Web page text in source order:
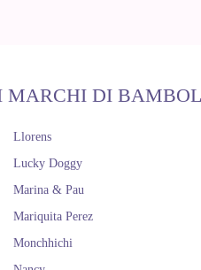
MARCHI DI
Llorens
Lucky Doggy
Marina & Pau
Mariquita Perez
Monchhichi